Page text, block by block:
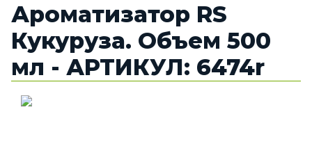
Ароматизатор RS
Кукуруза. Объем 500
мл - АРТИКУЛ: 6474r